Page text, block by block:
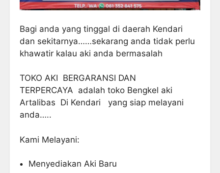
Bagi anda yang tinggal di daerah Kendari
dan sekitarnya……sekarang anda tidak perlu
khawatir kalau aki anda bermasalah
TOKO AKI BERGARANSI DAN
TERPERCAYA adalah toko Bengkel aki
Artalibas Di Kendari yang siap melayani
anda…..
Kami Melayani:
Menyediakan Aki Baru